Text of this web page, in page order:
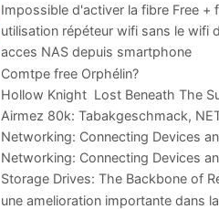
Impossible d'activer la fibre Free +
résiliation
utilisation répéteur wifi sans le wifi
acces NAS depuis smartphone
Comtpe free Orphélin?
Hollow Knight  Lost Beneath The
Airmez 80k: Tabakgeschmack,
Technologie und Leistung im
Networking: Connecting Devices
Networking: Connecting Devices
Information
Storage Drives: The Backbone of
Management
une amelioration importante dans